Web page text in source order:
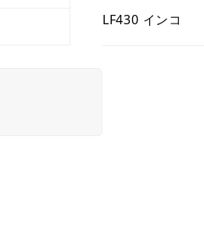
LF430 インコ